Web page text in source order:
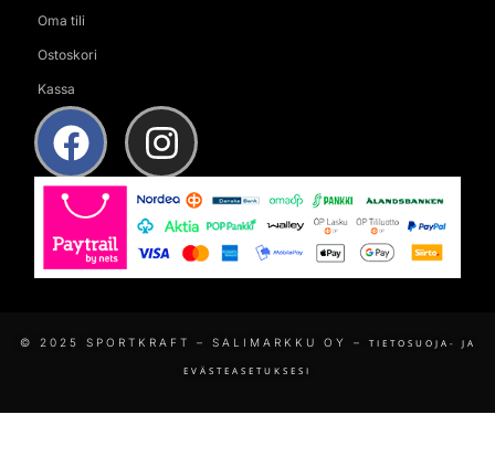
Oma tili
Ostoskori
Kassa
© 2025 SPORTKRAFT – SALIMARKKU OY – TIETOSUOJA- JA
EVÄSTEASETUKSESI